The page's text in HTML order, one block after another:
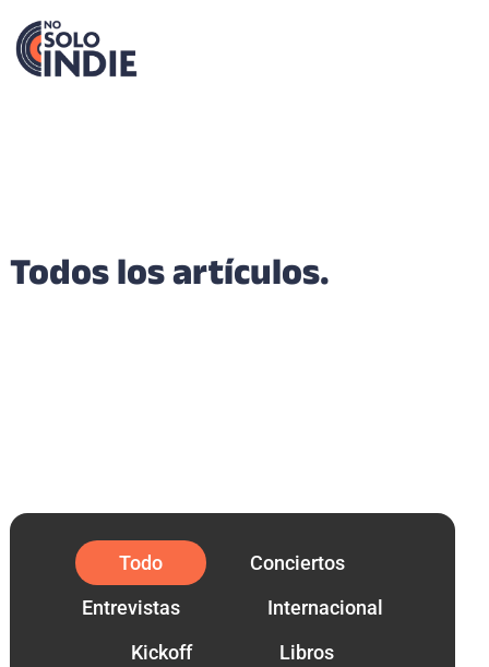
Todos los artículos.
Conciertos
Entrevistas
Internacional
Kickoff
Libros
Todo